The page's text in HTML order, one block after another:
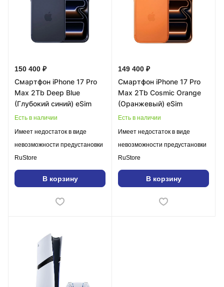
150 400 ₽
Смартфон iPhone 17 Pro
Max 2Tb Deep Blue
(Глубокий синий) eSim
Есть в наличии
Имеет недостаток в виде
невозможности предустановки
RuStore
В корзину
149 400 ₽
Смартфон iPhone 17 Pro
Max 2Tb Cosmic Orange
(Оранжевый) eSim
Есть в наличии
Имеет недостаток в виде
невозможности предустановки
RuStore
В корзину